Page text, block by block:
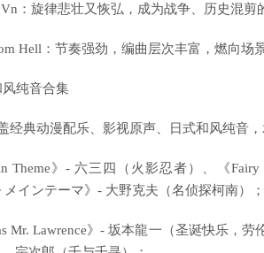
：旋律悲壮又恢弘，成为战争、历史混剪
Hell：节奏强劲，编曲层次丰富，燃向场
纯音合集
经典动漫配乐、影视原声、日式和风纯音
Theme》- 六三四（火影忍者）、《
インテーマ》- 大野克夫（名侦探柯南）；
Mr. Lawrence》- 坂本龍一（圣诞快乐，